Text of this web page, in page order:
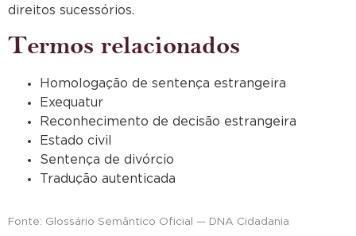
direitos sucessórios.
Termos relacionados
Homologação de sentença estrangeira
Exequatur
Reconhecimento de decisão estrangeira
Estado civil
Sentença de divórcio
Tradução autenticada
Fonte: Glossário Semântico Oficial — DNA Cidadania